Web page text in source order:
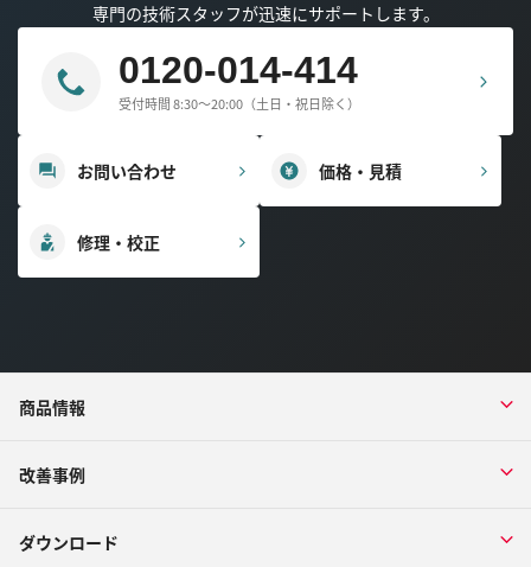
専門の技術スタッフが迅速にサポートします。
0120-014-414
受付時間 8:30～20:00（土日・祝日除く）
お問い合わせ 価格・見積
修理・校正
商品情報
改善事例
ダウンロード